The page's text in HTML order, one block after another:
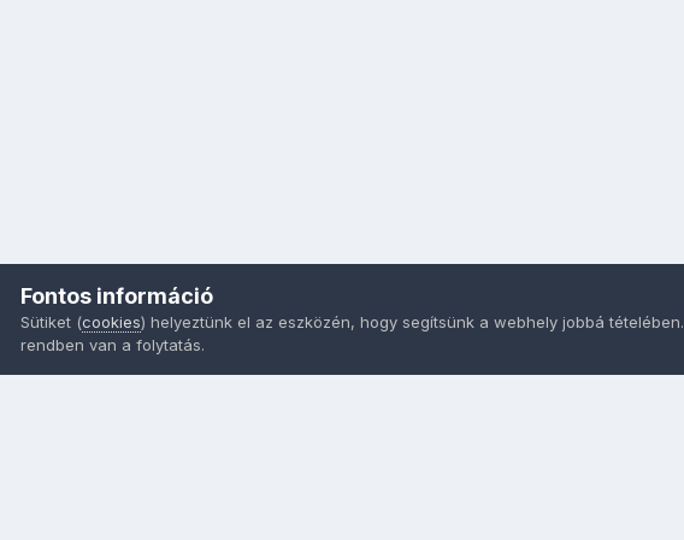
Fontos információ
Sütiket (cookies) helyeztünk el az eszközén, hogy segítsünk a webhely jobbá tételében.
rendben van a folytatás.